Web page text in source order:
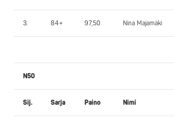
3. 84+ 97,50 Nina Majamäki
N50
Sij. Sarja Paino Nimi